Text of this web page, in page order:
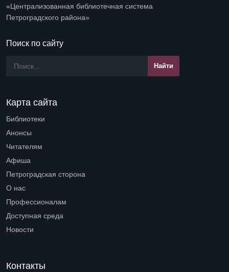
«Централизованная библиотечная система
Петроградского района»
Поиск по сайту
Карта сайта
Библиотеки
Анонсы
Читателям
Афиша
Петроградская сторона
О нас
Профессионалам
Доступная среда
Новости
Контакты